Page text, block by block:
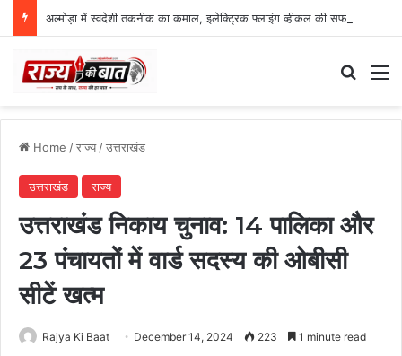
Home /राज्य/उत्तराखंड
उत्तराखंड राज्य
उत्तराखंड निकाय चुनाव: 14 पालिका और
23 पंचायतों में वार्ड सदस्य की ओबीसी
सीटें खत्म
Rajya Ki Baat December 14, 2024 223 1 minute read